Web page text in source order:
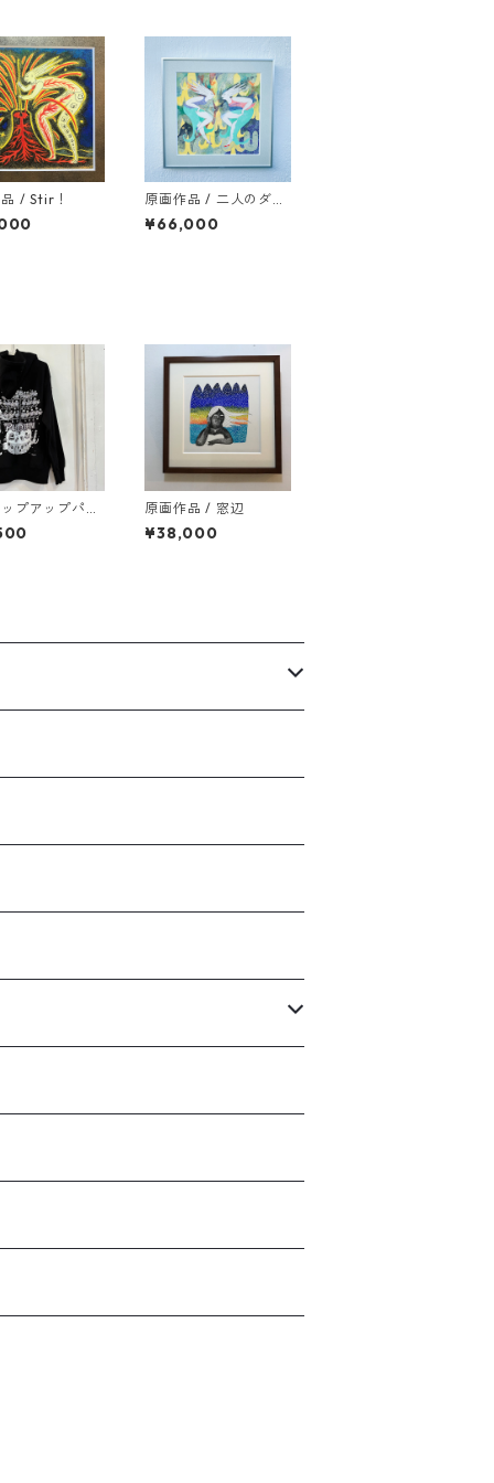
/ Stir！
原画作品 / 二人のダチ
ュラダンサー
¥66,000
プアップパー
モタマナキャ
灯り」
原画作品 / 窓辺
¥38,000